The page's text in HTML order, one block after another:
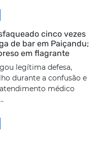
cinco vezes
de bar em Paiçandu;
em flagrante
legítima defesa,
durante a confusão e
médico